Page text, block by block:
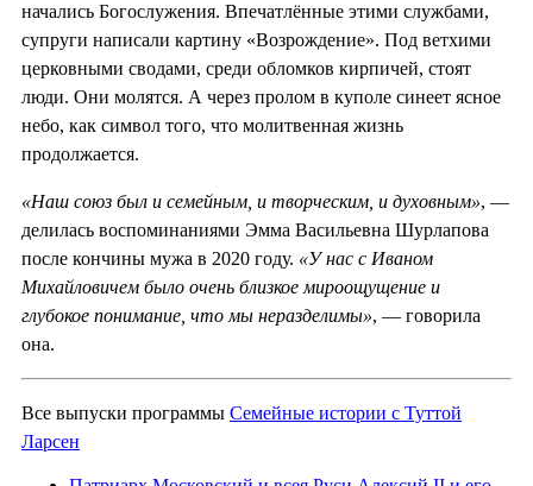
начались Богослужения. Впечатлённые этими службами,
супруги написали картину «Возрождение». Под ветхими
церковными сводами, среди обломков кирпичей, стоят
люди. Они молятся. А через пролом в куполе синеет ясное
небо, как символ того, что молитвенная жизнь
продолжается.
«Наш союз был и семейным, и творческим, и духовным», —
делилась воспоминаниями Эмма Васильевна Шурлапова
после кончины мужа в 2020 году. «У нас с Иваном
Михайловичем было очень близкое мироощущение и
глубокое понимание, что мы неразделимы», — говорила
она.
Все выпуски программы Семейные истории с Туттой
Ларсен